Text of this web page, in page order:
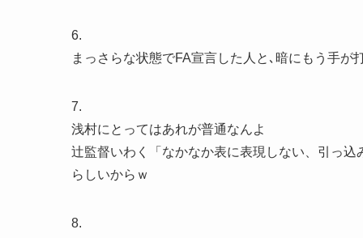
6.
まっさらな状態でFA宣言した人と､暗にもう手が
7.
浅村にとってはあれが普通なんよ
辻監督いわく「なかなか表に表現しない、引っ込
らしいからｗ
8.